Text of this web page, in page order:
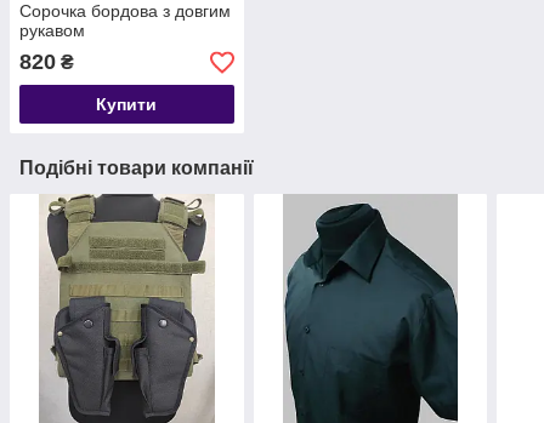
Сорочка бордова з довгим
рукавом
820 ₴
Купити
Подібні товари компанії